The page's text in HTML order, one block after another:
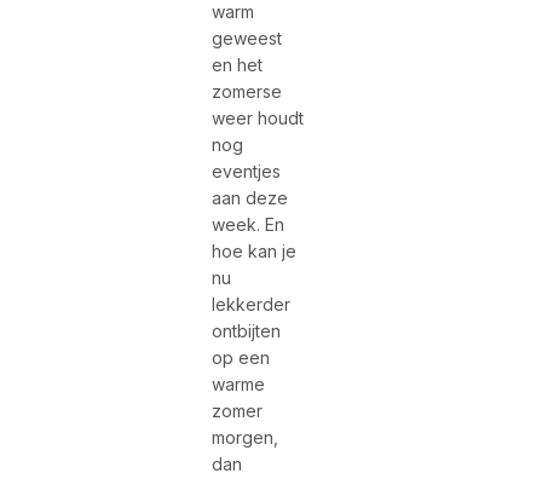
warm
geweest
en het
zomerse
weer houdt
nog
eventjes
aan deze
week. En
hoe kan je
nu
lekkerder
ontbijten
op een
warme
zomer
morgen,
dan